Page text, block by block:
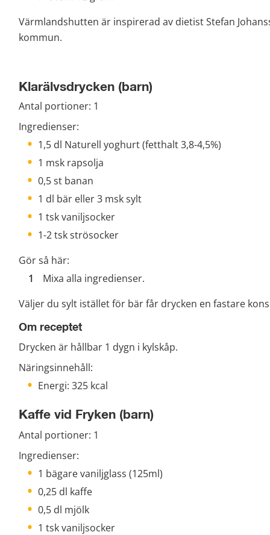
Värmlandshutten är inspirerad av dietist Stefan
kommun.
Klarälvsdrycken (barn)
Antal portioner: 1
Ingredienser:
1,5 dl Naturell yoghurt (fetthalt 3,8-4,5%)
1 msk rapsolja
0,5 st banan
1 dl bär eller 3 msk sylt
1 tsk vaniljsocker
1-2 tsk strösocker
Gör så här:
Mixa alla ingredienser.
Väljer du sylt istället för bär får drycken en fastare
Om receptet
Drycken är hållbar 1 dygn i kylskåp.
Näringsinnehåll:
Energi: 325 kcal
Kaffe vid Fryken (barn)
Antal portioner: 1
Ingredienser:
1 bägare vaniljglass (125ml)
0,25 dl kaffe
0,5 dl mjölk
1 tsk vaniljsocker